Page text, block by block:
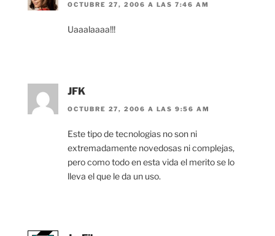
OCTUBRE 27, 2006 A LAS 7:46 AM
Uaaalaaaa!!!
JFK
OCTUBRE 27, 2006 A LAS 9:56 AM
Este tipo de tecnologias no son ni
extremadamente novedosas ni complejas,
pero como todo en esta vida el merito se lo
lleva el que le da un uso.